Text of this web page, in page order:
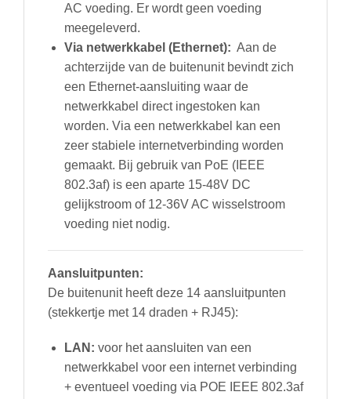
AC voeding. Er wordt geen voeding
meegeleverd.
Via netwerkkabel (Ethernet): Aan de
achterzijde van de buitenunit bevindt zich
een Ethernet-aansluiting waar de
netwerkkabel direct ingestoken kan
worden. Via een netwerkkabel kan een
zeer stabiele internetverbinding worden
gemaakt. Bij gebruik van PoE (IEEE
802.3af) is een aparte 15-48V DC
gelijkstroom of 12-36V AC wisselstroom
voeding niet nodig.
Aansluitpunten:
De buitenunit heeft deze 14 aansluitpunten
(stekkertje met 14 draden + RJ45):
LAN: voor het aansluiten van een
netwerkkabel voor een internet verbinding
+ eventueel voeding via POE IEEE 802.3af